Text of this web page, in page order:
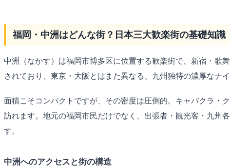
福岡・中洲はどんな街？日本三大歓楽街の基礎知識
中洲（なかす）は福岡市博多区に位置する歓楽街で、新宿・歌
されており、東京・大阪とはまた異なる、九州独特の濃厚なナ
面積こそコンパクトですが、その密度は圧倒的。キャバクラ・
訪れます。地元の福岡市民だけでなく、出張者・観光客・九州
す。
中洲へのアクセスと街の構造